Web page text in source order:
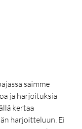
saimme
ja harjoituksia
kertaa
harjoitteluun. Ei